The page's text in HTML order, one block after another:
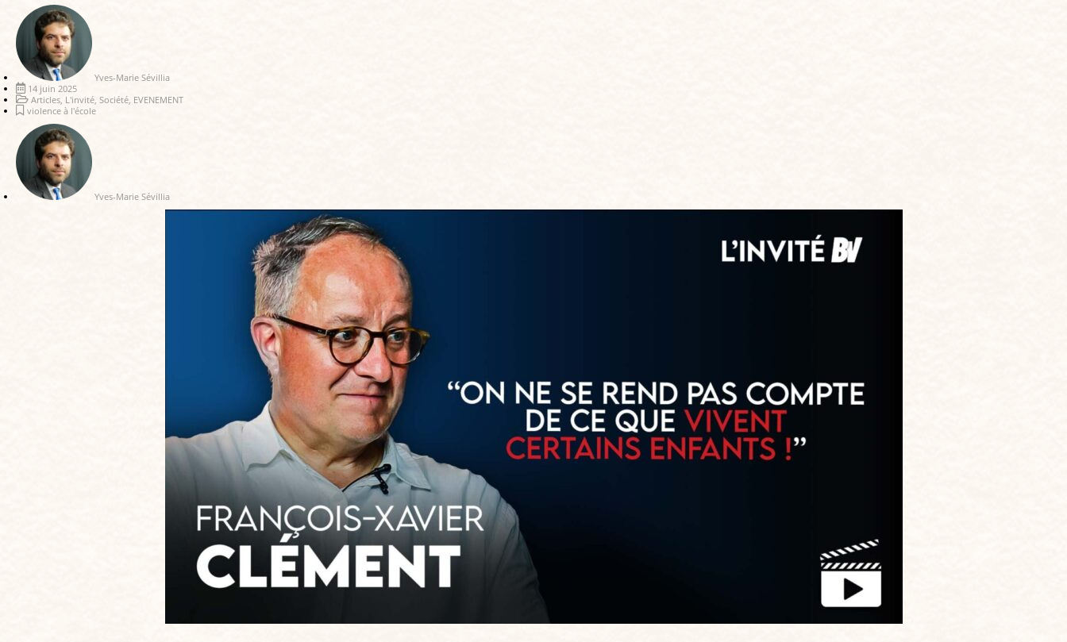
Yves-Marie Sévillia
14 juin 2025
Articles L'invité Société EVENEMENT
violence à l'école
Yves-Marie Sévillia